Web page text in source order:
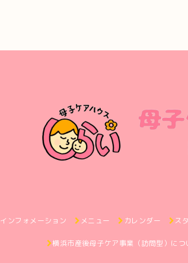
インフォメーション メニュー カレンダー ス
横浜市産後母子ケア事業（訪問型）につ